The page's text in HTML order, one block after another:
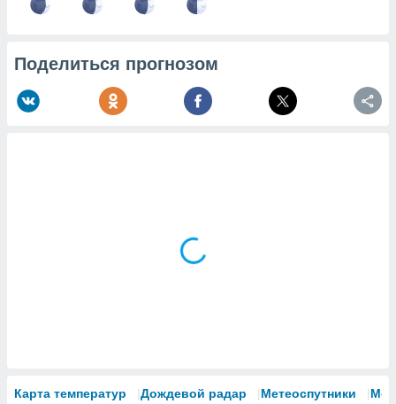
Поделиться прогнозом
Карта температур Дождевой радар Метеоспутники